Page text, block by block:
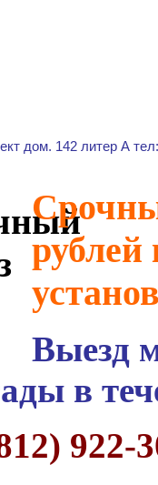
дом. 142 литер А
рублей
Выезд
в
922-